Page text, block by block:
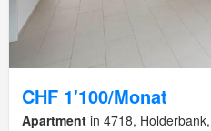
CHF 1'100/Monat
Apartment in 4718,